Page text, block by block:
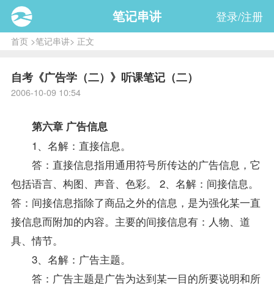
笔记串讲 登录/注册
首页>笔记串讲> 正文
自考《广告学（二）》听课笔记（二）
2006-10-09 10:54
第六章 广告信息
1、名解：直接信息。
答：直接信息指用通用符号所传达的广告信息，它
包括语言、构图、声音、色彩。 2、名解：间接信息。
答：间接信息指除了商品之外的信息，是为强化某一直
接信息而附加的内容。主要的间接信息有：人物、道
具、情节。
3、名解：广告主题。
答：广告主题是广告为达到某一目的所要说明和所